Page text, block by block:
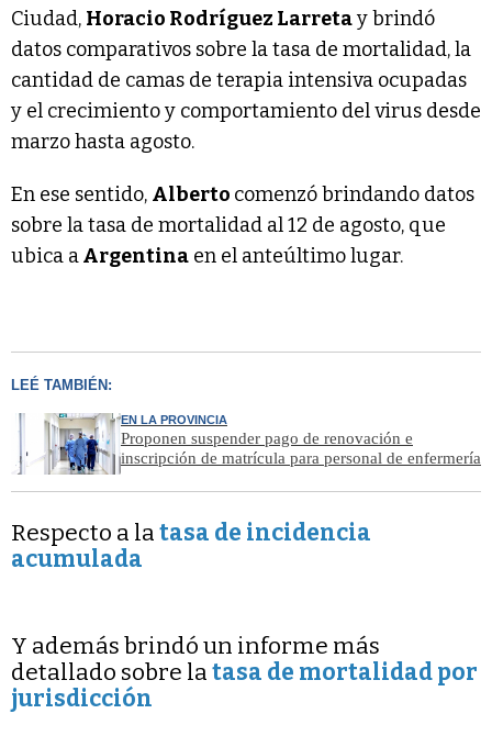
Ciudad, Horacio Rodríguez Larretay brindó
datos comparativos sobre la tasa de mortalidad, la
cantidad de camas de terapia intensiva ocupadas
y el crecimiento y comportamiento del virus desde
marzo hasta agosto.
En ese sentido, Alberto comenzó brindando datos
sobre la tasa de mortalidad al 12 de agosto, que
ubica aArgentina en el anteúltimo lugar.
LEÉ TAMBIÉN:
EN LA PROVINCIA
Proponen suspender pago de renovación e
inscripción de matrícula para personal de enfermería
Respecto a latasa de incidencia
acumulada
Y además brindó un informe más
detallado sobre latasa de mortalidad por
jurisdicción